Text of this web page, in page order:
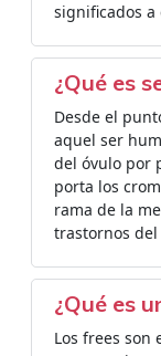
significados a
¿Qué es
Desde el
aquel ser
del óvulo por
porta los
rama de la
trastornos
¿Qué es
Los frees son